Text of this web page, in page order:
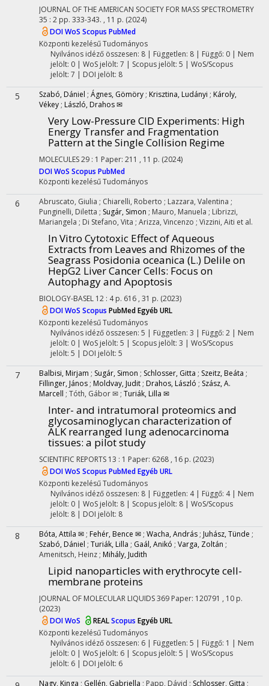
JOURNAL OF THE AMERICAN SOCIETY FOR MASS SPECTROMETRY
35 : 2 pp. 333-343. , 11 p. (2024)
DOIWoS Scopus PubMed
Központi kezelésűTudományos
Nyilvános idéző összesen: 8| Független: 8 | Függő: 0 | Nem
jelölt: 0 | WoS jelölt: 7 | Scopus jelölt: 5 | WoS/Scopus
jelölt: 7 | DOI jelölt: 8
5 Szabó, Dániel ; Ágnes, Gömöry ; Krisztina, Ludányi ; Károly,
Vékey ; László, Drahos ✉
Very Low-Pressure CID Experiments: High
Energy Transfer and Fragmentation
Pattern at the Single Collision Regime
MOLECULES29 : 1 Paper: 211 , 11 p. (2024)
DOIWoS Scopus PubMed
Központi kezelésűTudományos
6 Abruscato, Giulia ; Chiarelli, Roberto ; Lazzara, Valentina ;
Punginelli, Diletta ; Sugár, Simon ; Mauro, Manuela ; Librizzi,
Mariangela ; Di Stefano, Vita ; Arizza, Vincenzo ; Vizzini, Aiti et al.
In Vitro Cytotoxic Effect of Aqueous
Extracts from Leaves and Rhizomes of the
Seagrass Posidonia oceanica (L.) Delile on
HepG2 Liver Cancer Cells: Focus on
Autophagy and Apoptosis
BIOLOGY-BASEL 12 : 4 p. 616 , 31 p. (2023)
DOIWoS Scopus PubMedEgyéb URL
Központi kezelésűTudományos
Nyilvános idéző összesen: 5 | Független: 3 | Függő: 2 | Nem
jelölt: 0 | WoS jelölt: 5 | Scopus jelölt: 3 | WoS/Scopus
jelölt: 5 | DOI jelölt: 5
7 Balbisi, Mirjam ; Sugár, Simon ; Schlosser, Gitta ; Szeitz, Beáta ;
Fillinger, János ; Moldvay, Judit ; Drahos, László ; Szász, A.
Marcell ; Tóth, Gábor ✉ ; Turiák, Lilla ✉
Inter- and intratumoral proteomics and
glycosaminoglycan characterization of
ALK rearranged lung adenocarcinoma
tissues: a pilot study
SCIENTIFIC REPORTS 13 : 1 Paper: 6268 , 16 p. (2023)
DOIWoS Scopus PubMedEgyéb URL
Központi kezelésűTudományos
Nyilvános idéző összesen: 8| Független: 4 | Függő: 4 | Nem
jelölt: 0 | WoS jelölt: 8 | Scopus jelölt: 8 | WoS/Scopus
jelölt: 8 | DOI jelölt: 8
8 Bóta, Attila ✉ ; Fehér, Bence ✉ ; Wacha, András ; Juhász, Tünde ;
Szabó, Dániel ; Turiák, Lilla ; Gaál, Anikó ; Varga, Zoltán ;
Amenitsch, Heinz ; Mihály, Judith
Lipid nanoparticles with erythrocyte cell-
membrane proteins
JOURNAL OF MOLECULAR LIQUIDS369 Paper: 120791 , 10 p.
(2023)
DOIWoS REALScopus Egyéb URL
Központi kezelésűTudományos
Nyilvános idéző összesen: 6| Független: 5 | Függő: 1 | Nem
jelölt: 0 | WoS jelölt: 6 | Scopus jelölt: 5 | WoS/Scopus
jelölt: 6 | DOI jelölt: 6
Nagy, Kinga ; Gellén, Gabriella ; Papp, Dávid ; Schlosser, Gitta ;